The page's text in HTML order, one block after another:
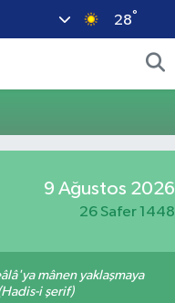
28°
9 Ağustos 2026
26 Safer 1448
mânen yaklaşmaya
i şerif)